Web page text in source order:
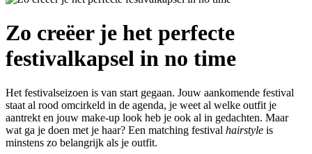
Zo creëer je het perfecte
festivalkapsel in no time
Het festivalseizoen is van start gegaan. Jouw aankomende festival
staat al rood omcirkeld in de agenda, je weet al welke outfit je
aantrekt en jouw make-up look heb je ook al in gedachten. Maar
wat ga je doen met je haar? Een matching festival hairstyle is
minstens zo belangrijk als je outfit.